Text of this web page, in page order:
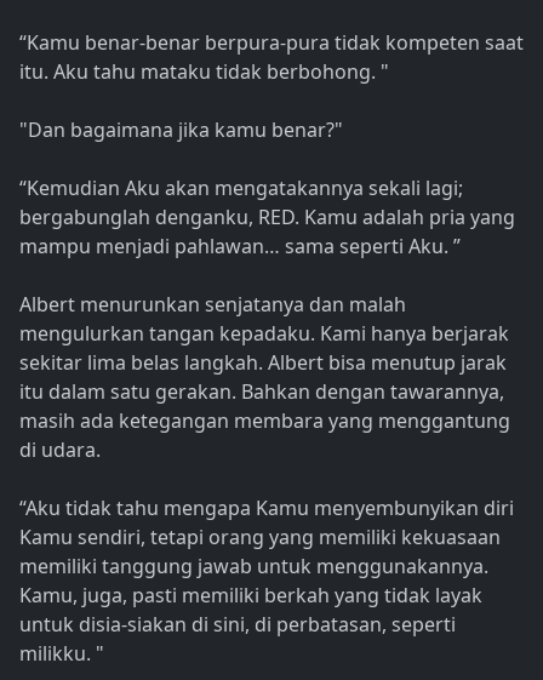
“Kamu benar-benar berpura-pura tidak kompeten saat
itu. Aku tahu mataku tidak berbohong. "
"Dan bagaimana jika kamu benar?"
“Kemudian Aku akan mengatakannya sekali lagi;
bergabunglah denganku, RED. Kamu adalah pria yang
mampu menjadi pahlawan… sama seperti Aku. ”
Albert menurunkan senjatanya dan malah
mengulurkan tangan kepadaku. Kami hanya berjarak
sekitar lima belas langkah. Albert bisa menutup jarak
itu dalam satu gerakan. Bahkan dengan tawarannya,
masih ada ketegangan membara yang menggantung
di udara.
“Aku tidak tahu mengapa Kamu menyembunyikan diri
Kamu sendiri, tetapi orang yang memiliki kekuasaan
memiliki tanggung jawab untuk menggunakannya.
Kamu, juga, pasti memiliki berkah yang tidak layak
untuk disia-siakan di sini, di perbatasan, seperti
milikku. "